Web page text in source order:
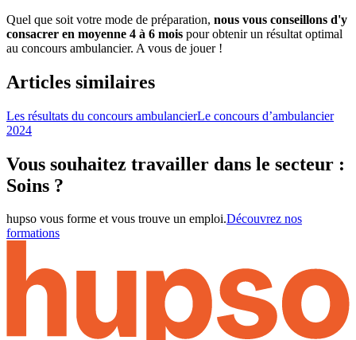
Quel que soit votre mode de préparation, nous vous conseillons d'y
consacrer en moyenne 4 à 6 mois pour obtenir un résultat optimal
au concours ambulancier. A vous de jouer !
Articles similaires
Les résultats du concours ambulancierLe concours d’ambulancier
2024
Vous souhaitez travailler dans le secteur :
Soins ?
hupso vous forme et vous trouve un emploi.Découvrez nos
formations